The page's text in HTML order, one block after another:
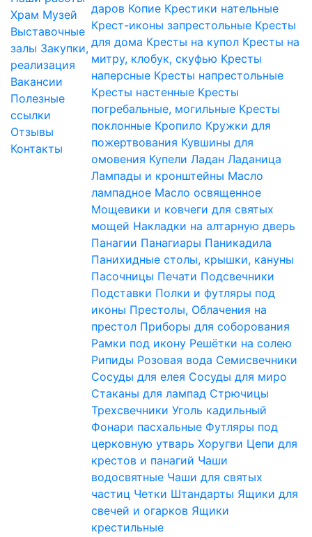
Храм Музей
Выставочные
залы Закупки,
реализация
Вакансии
Полезные
ссылки
Отзывы
Контакты
даров Копие Крестики нательные
Крест-иконы запрестольные Кресты
для дома Кресты на купол Кресты на
митру, клобук, скуфью Кресты
наперсные Кресты напрестольные
Кресты настенные Кресты
погребальные, могильные Кресты
поклонные Кропило Кружки для
пожертвования Кувшины для
омовения Купели Ладан Ладаница
Лампады и кронштейны Масло
лампадное Масло освященное
Мощевики и ковчеги для святых
мощей Накладки на алтарную дверь
Панагии Панагиары Паникадила
Панихидные столы, крышки, кануны
Пасочницы Печати Подсвечники
Подставки Полки и футляры под
иконы Престолы, Облачения на
престол Приборы для соборования
Рамки под икону Решётки на солею
Рипиды Розовая вода Семисвечники
Сосуды для елея Сосуды для миро
Стаканы для лампад Стрючицы
Трехсвечники Уголь кадильный
Фонари пасхальные Футляры под
церковную утварь Хоругви Цепи для
крестов и панагий Чаши
водосвятные Чаши для святых
частиц Четки Штандарты Ящики для
свечей и огарков Ящики
крестильные